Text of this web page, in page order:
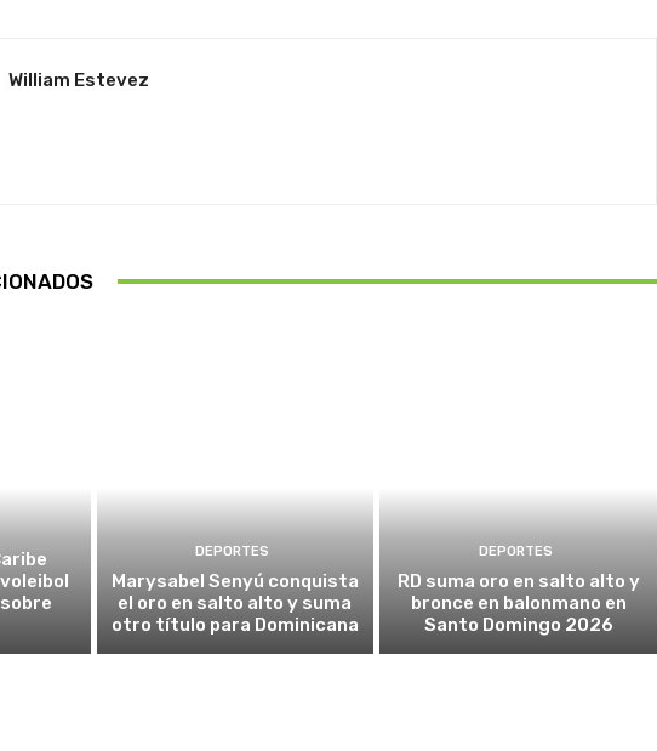
William Estevez
DEPORTES
Marysabel Senyú conquista
el oro en salto alto y suma
otro título para Dominicana
DEPORTES
RD suma oro en salto alto y
bronce en balonmano en
Santo Domingo 2026